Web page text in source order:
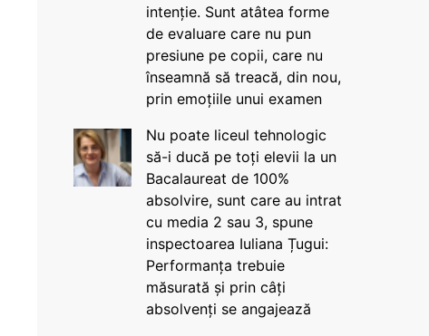
intenție. Sunt atâtea forme
de evaluare care nu pun
presiune pe copii, care nu
înseamnă să treacă, din nou,
prin emoțiile unui examen
Nu poate liceul tehnologic
să-i ducă pe toți elevii la un
Bacalaureat de 100%
absolvire, sunt care au intrat
cu media 2 sau 3, spune
inspectoarea Iuliana Țugui:
Performanța trebuie
măsurată și prin câți
absolvenți se angajează